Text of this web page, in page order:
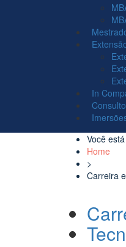
In
Você
Home
>
Carreira